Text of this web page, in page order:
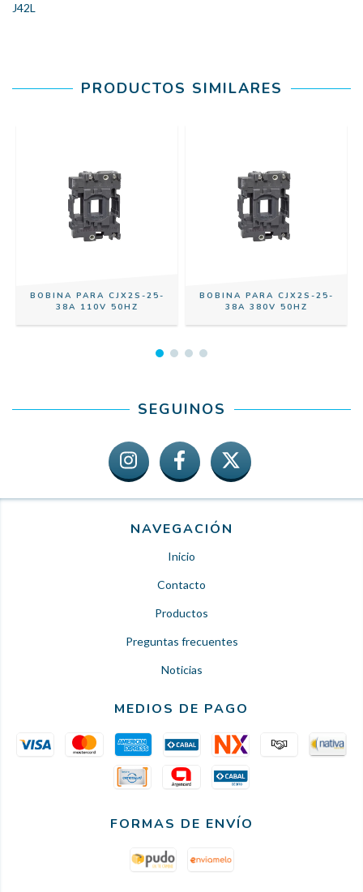
J42L
PRODUCTOS SIMILARES
BOBINA PARA CJX2S-25-
38A 110V 50HZ
BOBINA PARA CJX2S-25-
38A 380V 50HZ
SEGUINOS
NAVEGACIÓN
Inicio
Contacto
Productos
Preguntas frecuentes
Noticias
MEDIOS DE PAGO
FORMAS DE ENVÍO